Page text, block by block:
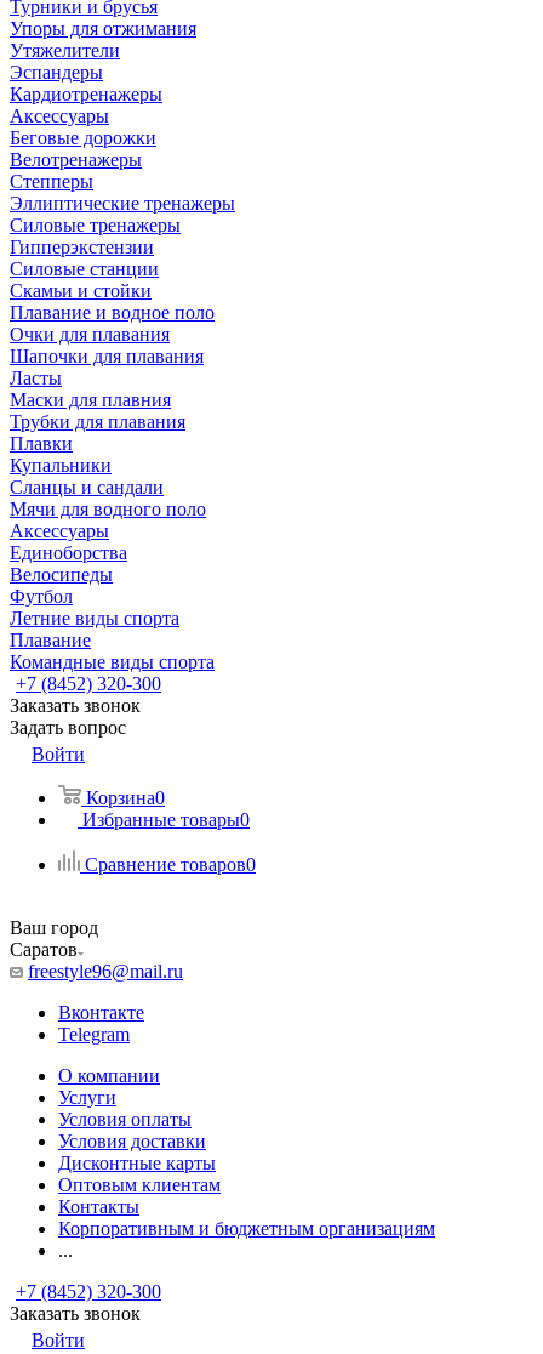
Турники и брусья
Упоры для отжимания
Утяжелители
Эспандеры
Кардиотренажеры
Аксессуары
Беговые дорожки
Велотренажеры
Степперы
Эллиптические тренажеры
Силовые тренажеры
Гипперэкстензии
Силовые станции
Скамьи и стойки
Плавание и водное поло
Очки для плавания
Шапочки для плавания
Ласты
Маски для плавния
Трубки для плавания
Плавки
Купальники
Сланцы и сандали
Мячи для водного поло
Аксессуары
Единоборства
Велосипеды
Футбол
Летние виды спорта
Плавание
Командные виды спорта
+7 (8452) 320-300
Заказать звонок
Задать вопрос
Войти
Корзина0
Избранные товары0
Сравнение товаров0
Ваш город
Саратов
freestyle96@mail.ru
Вконтакте
Telegram
О компании
Услуги
Условия оплаты
Условия доставки
Дисконтные карты
Оптовым клиентам
Контакты
Корпоративным и бюджетным организациям
...
+7 (8452) 320-300
Заказать звонок
Войти